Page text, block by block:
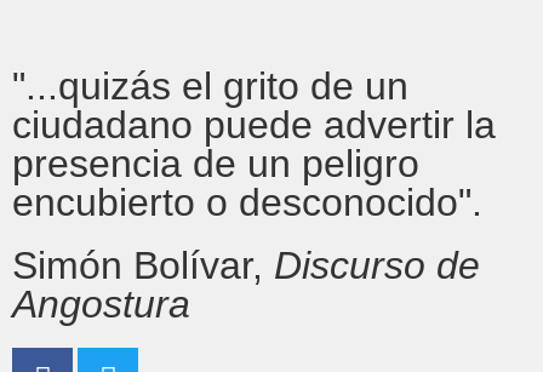
"...quizás el grito de un
ciudadano puede advertir la
presencia de un peligro
encubierto o desconocido".
Simón Bolívar, Discurso de
Angostura